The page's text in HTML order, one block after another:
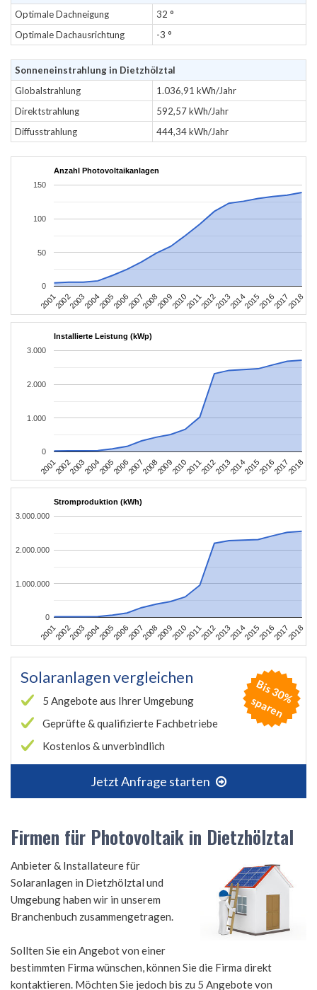
Optimale Dachneigung
32 °
Optimale Dachausrichtung
-3 °
Sonneneinstrahlung in Dietzhölztal
Globalstrahlung
1.036,91 kWh/Jahr
Direktstrahlung
592,57 kWh/Jahr
Diffusstrahlung
444,34 kWh/Jahr
Anzahl Photovoltaikanlagen
200120022003200420052006200720082009201020112012201320142015201620172018
0
50
100
150
Installierte Leistung (kWp)
200120022003200420052006200720082009201020112012201320142015201620172018
0
1.000
2.000
3.000
Stromproduktion (kWh)
200120022003200420052006200720082009201020112012201320142015201620172018
0
1.000.000
2.000.000
3.000.000
Solaranlagen vergleichen
5 Angebote aus Ihrer Umgebung
Geprüfte & qualifizierte Fachbetriebe
Kostenlos & unverbindlich
Jetzt Anfrage starten
B
is
3
0
%
s
p
a
r
e
n
Firmen für Photovoltaik in Dietzhölztal
Anbieter & Installateure für
Solaranlagen in Dietzhölztal und
Umgebung haben wir in unserem
Branchenbuch zusammengetragen.
Sollten Sie ein Angebot von einer
bestimmten Firma wünschen, können Sie die Firma direkt
kontaktieren. Möchten Sie jedoch bis zu 5 Angebote von